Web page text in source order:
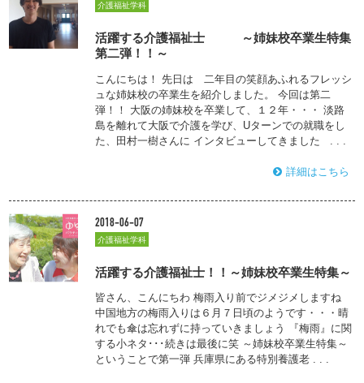
介護福祉学科
活躍する介護福祉士 ～姉妹校卒業生特集
第二弾！！～
こんにちは！ 先日は 二年目の笑顔あふれるフレッシ
ュな姉妹校の卒業生を紹介しました。 今回は第二
弾！！ 大阪の姉妹校を卒業して、１２年・・・ 淡路
島を離れて大阪で介護を学び、Uターンでの就職をし
た、田村一樹さんに インタビューしてきました . . .
詳細はこちら
2018-06-07
介護福祉学科
活躍する介護福祉士！！～姉妹校卒業生特集～
皆さん、こんにちわ 梅雨入り前でジメジメしますね
中国地方の梅雨入りは６月７日頃のようです・・・晴
れでも傘は忘れずに持っていきましょう 『梅雨』に関
する小ネタ･･･続きは最後に笑 ～姉妹校卒業生特集～
ということで第一弾 兵庫県にある特別養護老 . . .